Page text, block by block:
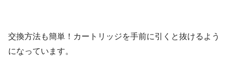
交換方法も簡単！カートリッジを手前に引くと抜けるよう
になっています。